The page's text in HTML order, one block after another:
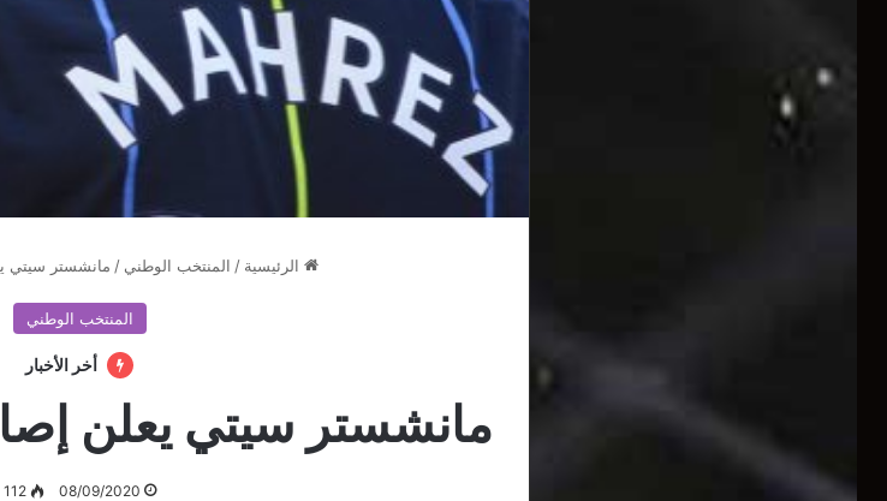
الرئيسية / المنتخب الوطني / مانشستر سيتي
المنتخب الوطني
أخر الأخبار
مانشستر سيتي يعلن
08/09/2020
112